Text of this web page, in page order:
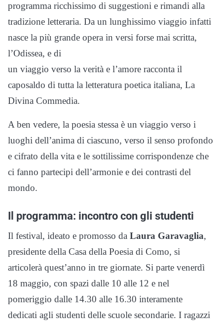
programma ricchissimo di suggestioni e rimandi alla
tradizione letteraria. Da un lunghissimo viaggio infatti
nasce la più grande opera in versi forse mai scritta,
l’Odissea, e di
un viaggio verso la verità e l’amore racconta il
caposaldo di tutta la letteratura poetica italiana, La
Divina Commedia.
A ben vedere, la poesia stessa è un viaggio verso i
luoghi dell’anima di ciascuno, verso il senso profondo
e cifrato della vita e le sottilissime corrispondenze che
ci fanno partecipi dell’armonie e dei contrasti del
mondo.
Il programma: incontro con gli studenti
Il festival, ideato e promosso da Laura Garavaglia,
presidente della Casa della Poesia di Como, si
articolerà quest’anno in tre giornate. Si parte venerdì
18 maggio, con spazi dalle 10 alle 12 e nel
pomeriggio dalle 14.30 alle 16.30 interamente
dedicati agli studenti delle scuole secondarie. I ragazzi